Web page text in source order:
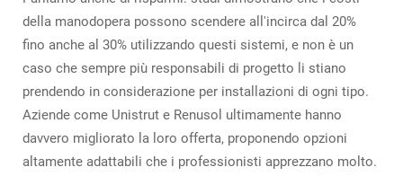
della manodopera possono scendere all'incirca dal 20%
fino anche al 30% utilizzando questi sistemi, e non è un
caso che sempre più responsabili di progetto li stiano
prendendo in considerazione per installazioni di ogni tipo.
Aziende come Unistrut e Renusol ultimamente hanno
davvero migliorato la loro offerta, proponendo opzioni
altamente adattabili che i professionisti apprezzano molto.